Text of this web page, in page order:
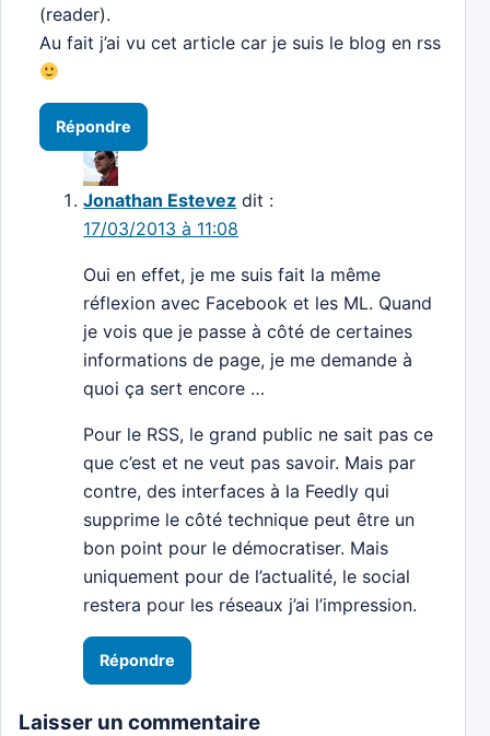
(reader).
Au fait j’ai vu cet article car je suis le blog en rss
Répondre
Jonathan Estevez dit :
17/03/2013 à 11:08
Oui en effet, je me suis fait la même
réflexion avec Facebook et les ML. Quand
je vois que je passe à côté de certaines
informations de page, je me demande à
quoi ça sert encore …
Pour le RSS, le grand public ne sait pas ce
que c’est et ne veut pas savoir. Mais par
contre, des interfaces à la Feedly qui
supprime le côté technique peut être un
bon point pour le démocratiser. Mais
uniquement pour de l’actualité, le social
restera pour les réseaux j’ai l’impression.
Répondre
Laisser un commentaire